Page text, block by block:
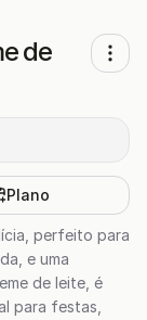
de
Plano
perfeito para
e uma
de leite, é
para festas,